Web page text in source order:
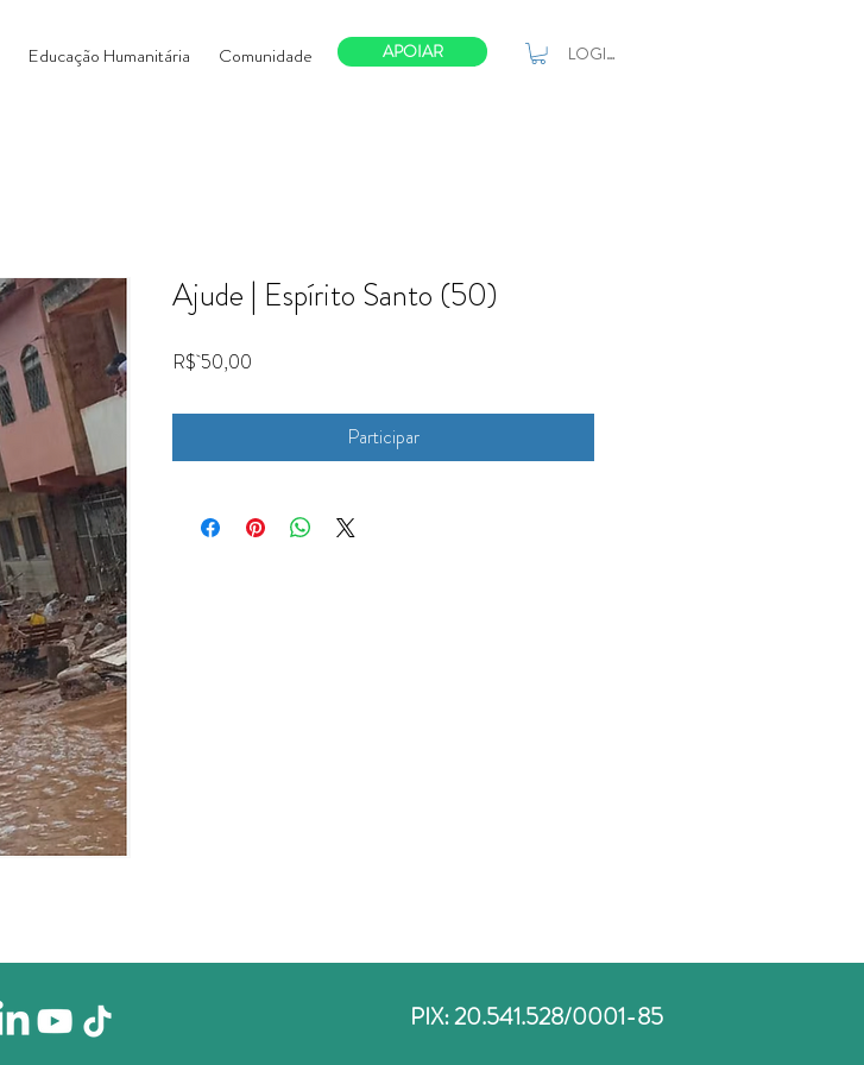
Educação Humanitária Comunidade APOIAR LOGIN
Ajude | Espírito Santo (50)
R$ 50,00
Participar
PIX: 20.541.528/0001-85